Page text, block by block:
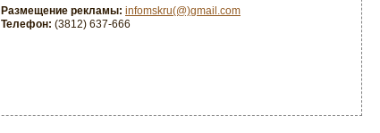
Размещение рекламы: infomskru(@)gmail.com
Телефон: (3812) 637-666